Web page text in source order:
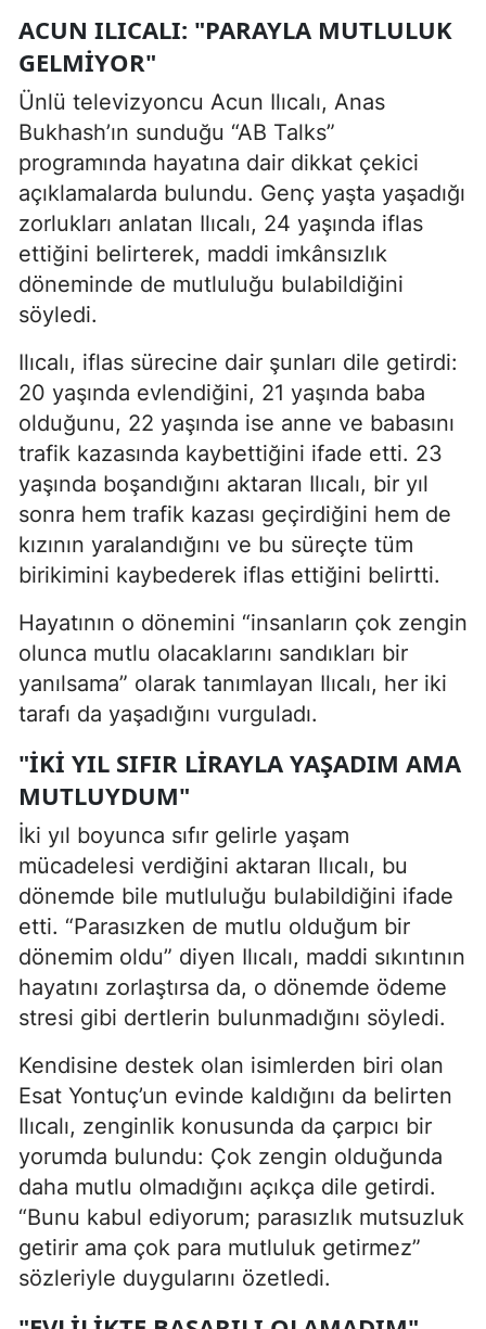
ACUN ILICALI: "PARAYLA MUTLULUK
GELMIYOR"
Ünlü televizyoncu Acun Ilıcalı, Anas
Bukhash’ın sunduğu “AB Talks”
programında hayatına dair dikkat çekici
açıklamalarda bulundu. Genç yaşta yaşadığı
zorlukları anlatan Ilıcalı, 24 yaşında iflas
ettiğini belirterek, maddi imkânsızlık
döneminde de mutluluğu bulabildiğini
söyledi.
Ilıcalı, iflas sürecine dair şunları dile getirdi:
20 yaşında evlendiğini, 21 yaşında baba
olduğunu, 22 yaşında ise anne ve babasını
trafik kazasında kaybettiğini ifade etti. 23
yaşında boşandığını aktaran Ilıcalı, bir yıl
sonra hem trafik kazası geçirdiğini hem de
kızının yaralandığını ve bu süreçte tüm
birikimini kaybederek iflas ettiğini belirtti.
Hayatının o dönemini “insanların çok zengin
olunca mutlu olacaklarını sandıkları bir
yanılsama” olarak tanımlayan Ilıcalı, her iki
tarafı da yaşadığını vurguladı.
"İKI YIL SIFIR LIRAYLA YAŞADIM AMA
MUTLUYDUM"
İki yıl boyunca sıfır gelirle yaşam
mücadelesi verdiğini aktaran Ilıcalı, bu
dönemde bile mutluluğu bulabildiğini ifade
etti. “Parasızken de mutlu olduğum bir
dönemim oldu” diyen Ilıcalı, maddi sıkıntının
hayatını zorlaştırsa da, o dönemde ödeme
stresi gibi dertlerin bulunmadığını söyledi.
Kendisine destek olan isimlerden biri olan
Esat Yontuç’un evinde kaldığını da belirten
Ilıcalı, zenginlik konusunda da çarpıcı bir
yorumda bulundu: Çok zengin olduğunda
daha mutlu olmadığını açıkça dile getirdi.
“Bunu kabul ediyorum; parasızlık mutsuzluk
getirir ama çok para mutluluk getirmez”
sözleriyle duygularını özetledi.